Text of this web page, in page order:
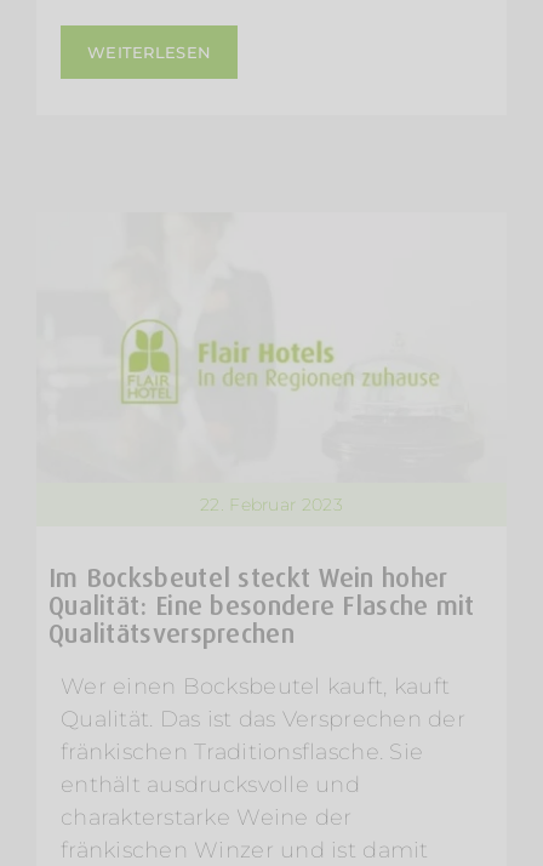
WEITERLESEN
22. Februar 2023
Im Bocksbeutel steckt Wein hoher
Qualität: Eine besondere Flasche mit
Qualitätsversprechen
Wer einen Bocksbeutel kauft, kauft
Qualität. Das ist das Versprechen der
fränkischen Traditionsflasche. Sie
enthält ausdrucksvolle und
charakterstarke Weine der
fränkischen Winzer und ist damit